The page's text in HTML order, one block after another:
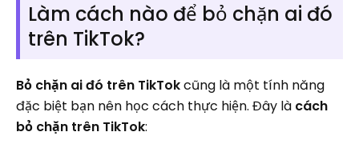
Làm cách nào để bỏ chặn ai đó
trên TikTok?
Bỏ chặn ai đó trên TikTokcũng là một tính năng
đặc biệt bạn nên học cách thực hiện. Đây là cách
bỏ chặn trên TikTok: